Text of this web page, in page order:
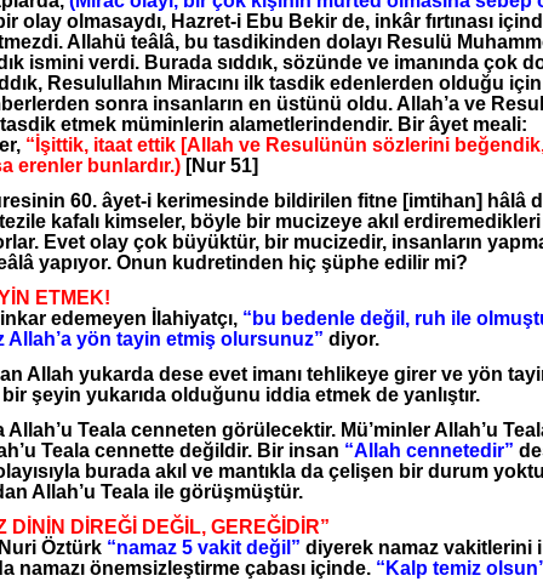
olay olmasaydı, Hazret-i Ebu Bekir de, inkâr fırtınası
Allahü teâlâ, bu tasdikinden dolayı Resulü
ismini verdi. Burada sıddık, sözünde ve imanında çok
Resulullahın Miracını ilk tasdik edenlerden olduğu
sonra insanların en üstünü oldu. Allah’a ve
etmek müminlerin alametlerindendir. Bir âyet meali:
“İşittik, itaat ettik [Allah ve Resulünün sözlerini
erenler bunlardır.) [Nur 51]
60. âyet-i kerimesinde bildirilen fitne [imtihan] hâlâ
kafalı kimseler, böyle bir mucizeye akıl
Evet olay çok büyüktür, bir mucizedir, insanların
yapıyor. Onun kudretinden hiç şüphe edilir mi?
ETMEK!
edemeyen İlahiyatçı, “bu bedenle değil, ruh ile
Allah’a yön tayin etmiş olursunuz” diyor.
Allah yukarda dese evet imanı tehlikeye girer ve yön
şeyin yukarıda olduğunu iddia etmek de yanlıştır.
Teala cenneten görülecektir. Mü’minler Allah’u
Teala cennette değildir. Bir insan “Allah cennetedir”
burada akıl ve mantıkla da çelişen bir durum
Allah’u Teala ile görüşmüştür.
DİNİN DİREĞİ DEĞİL, GEREĞİDİR”
Öztürk “namaz 5 vakit değil” diyerek namaz vakitlerini
namazı önemsizleştirme çabası içinde. “Kalp temiz